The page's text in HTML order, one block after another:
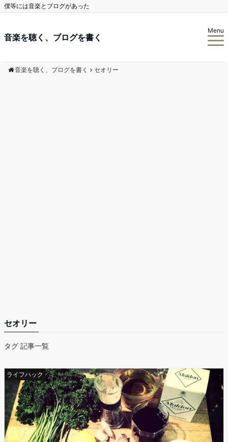
僕等には音楽とブログがあった
音楽を聴く、ブログを書く
Menu
音楽を聴く、ブログを書く セオリー
セオリー
タグ 記事一覧
ライフハック